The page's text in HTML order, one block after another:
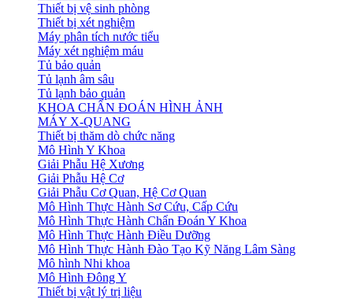
Thiết bị vệ sinh phòng
Thiết bị xét nghiệm
Máy phân tích nước tiểu
Máy xét nghiệm máu
Tủ bảo quản
Tủ lạnh âm sâu
Tủ lạnh bảo quản
KHOA CHẨN ĐOÁN HÌNH ẢNH
MÁY X-QUANG
Thiết bị thăm dò chức năng
Mô Hình Y Khoa
Giải Phẫu Hệ Xương
Giải Phẫu Hệ Cơ
Giải Phẫu Cơ Quan, Hệ Cơ Quan
Mô Hình Thực Hành Sơ Cứu, Cấp Cứu
Mô Hình Thực Hành Chẩn Đoán Y Khoa
Mô Hình Thực Hành Điều Dưỡng
Mô Hình Thực Hành Đào Tạo Kỹ Năng Lâm Sàng
Mô hình Nhi khoa
Mô Hình Đông Y
Thiết bị vật lý trị liệu